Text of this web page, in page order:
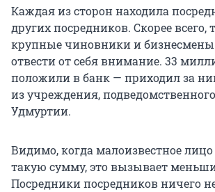
Каждая из сторон находила
других посредников. Скорее всего,
крупные чиновники и
отвести от себя внимание. 33
положили в банк — приходил за
из учреждения,
Удмуртии.
Видимо, когда малоизвестное лицо
такую сумму, это вызывает
Посредники посредников ничего